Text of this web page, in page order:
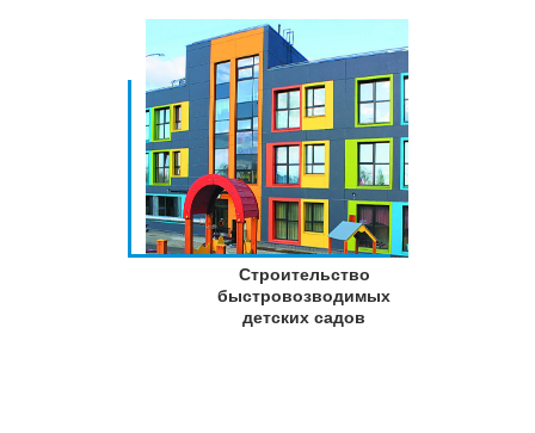
Строительство
быстровозводимых
детских садов